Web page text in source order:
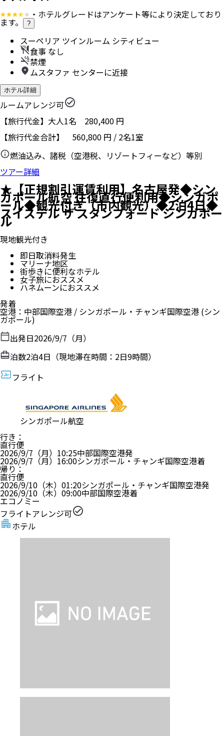
・ホテルグレードはアンケート等により決定しており
ます。 ?
スーペリア ツインルーム シティビュー
食事 なし
禁煙
ムスタファ センターに近接
ホテル詳細
ルームアレンジ可
【旅行代金】大人1名 280,400 円
【旅行代金合計】 560,800 円 / 2名1室
燃油込み、諸税（空港税、リゾートフィーなど）等別
ツアー詳細
★【正規割引運賃利用】名古屋発◆シン
ガポール航空 往復直行便利用◆シンガポ
ール◆観光付き（市内観光）◆2泊4日◆
スイステル ザ スタンフォード シンガポー
ル
現地観光付き
即日取消料発生
マリーナ地区
街歩きに便利なホテル
女子旅におススメ
ハネムーンにおススメ
発着
空港 ： 中部国際空港 / シンガポール・チャンギ国際空港 (シン
ガポール)
出発日2026/9/7（月）
泊数2泊4日（現地滞在時間： 2日9時間）
フライト
シンガポール航空
行き ：
直行便
2026/9/7（月） 10:25中部国際空港発
2026/9/7（月） 16:00シンガポール・チャンギ国際空港着
帰り ：
直行便
2026/9/10（木） 01:20シンガポール・チャンギ国際空港発
2026/9/10（木） 09:00中部国際空港着
エコノミー
フライトアレンジ可
ホテル